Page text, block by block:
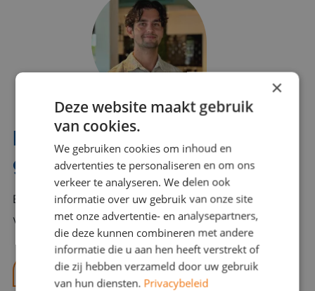
Interesse? Benno helpt je
graag verder!
Bel of mail Benno met al jouw vragen. Benno staat
voor je klaar en helpt je graag!
benno@viajou.nl
×
Deze website maakt gebruik
van cookies.
We gebruiken cookies om inhoud en
advertenties te personaliseren en om ons
verkeer te analyseren. We delen ook
informatie over uw gebruik van onze site
met onze advertentie- en analysepartners,
die deze kunnen combineren met andere
informatie die u aan hen heeft verstrekt of
die zij hebben verzameld door uw gebruik
van hun diensten. Privacybeleid